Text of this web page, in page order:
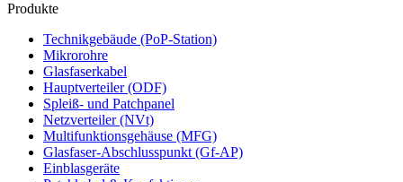
Produkte
Technikgebäude (PoP-Station)
Mikrorohre
Glasfaserkabel
Hauptverteiler (ODF)
Spleiß- und Patchpanel
Netzverteiler (NVt)
Multifunktionsgehäuse (MFG)
Glasfaser-Abschlusspunkt (Gf-AP)
Einblasgeräte